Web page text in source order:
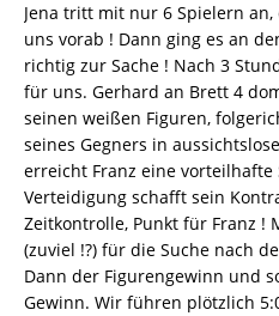
Jena tritt mit nur 6 Spielern
uns vorab ! Dann ging es an
richtig zur Sache ! Nach 3
für uns. Gerhard an Brett 4
seinen weißen Figuren,
seines Gegners in
erreicht Franz eine
Verteidigung schafft sein
Zeitkontrolle, Punkt für Franz !
(zuviel !?) für die Suche nach
Dann der Figurengewinn und
Gewinn. Wir führen plötzlich